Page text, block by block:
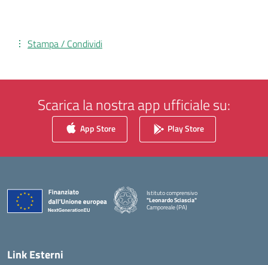
Stampa / Condividi
Scarica la nostra app ufficiale su:
App Store Play Store
Istituto comprensivo
"Leonardo Sciascia"
Camporeale (PA)
— Visita la pagina iniziale della scuola
Link Esterni